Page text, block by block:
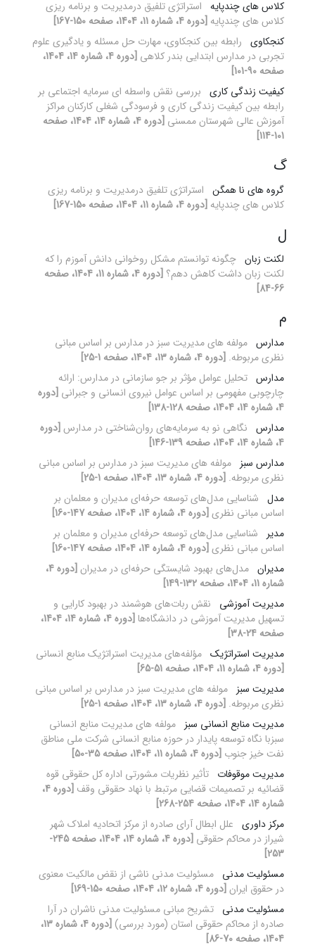
کلاس های چندپایه استراتژی تلفیق درمدیریت و برنامه ریزی
کلاس های چندپایه [دوره 4، شماره 11، 1404، صفحه 150-167]
کنجکاوی رابطه بین کنجکاوی، مهارت حل مسئله و یادگیری علوم
تجربی در مدارس ابتدایی بندر کلاهی
[دوره 4، شماره 14، 1404،
صفحه 90-101]
کیفیت زندگی کاری بررسی نقش واسطه ای سرمایه اجتماعی بر
رابطه بین کیفیت زندگی کاری و فرسودگی شغلی کارکنان مراکز
آموزش عالی شهرستان ممسنی
[دوره 4، شماره 14، 1404، صفحه
101-114]
گ
گروه های نا همگن استراتژی تلفیق درمدیریت و برنامه ریزی
کلاس های چندپایه [دوره 4، شماره 11، 1404، صفحه 150-167]
ل
لکنت زبان چگونه توانستم مشکل روخوانی دانش آموزم را که
لکنت زبان داشت کاهش دهم؟
[دوره 4، شماره 11، 1404، صفحه
66-84]
م
مدارس مولفه های مدیریت سبز در مدارس بر اساس مبانی
نظری مربوطه. [دوره 4، شماره 13، 1404، صفحه 1-25]
مدارس تحلیل عوامل مؤثر بر جو سازمانی در مدارس: ارائه
چارچوبی مفهومی بر اساس عوامل نیروی انسانی و جبرانی [دوره
4، شماره 14، 1404، صفحه 128-138]
مدارس نگاهی نو به سرمایه‌های روان‌شناختی در مدارس [دوره
4، شماره 14، 1404، صفحه 139-146]
مدارس سبز مولفه های مدیریت سبز در مدارس بر اساس مبانی
نظری مربوطه. [دوره 4، شماره 13، 1404، صفحه 1-25]
مدل شناسایی مدل‌های توسعه حرفه‌ای مدیران و معلمان بر
اساس مبانی نظری [دوره 4، شماره 14، 1404، صفحه 147-160]
مدیر
شناسایی مدل‌های توسعه حرفه‌ای مدیران و معلمان بر
اساس مبانی نظری [دوره 4، شماره 14، 1404، صفحه 147-160]
مدیران مدل‌های بهبود شایستگی حرفه‌ای در مدیران
[دوره 4،
شماره 11، 1404، صفحه 132-149]
مدیریت آموزشی
نقش ربات‌های هوشمند در بهبود کارایی و
تسهیل مدیریت آموزشی در دانشگاه‌ها
[دوره 4، شماره 14، 1404،
صفحه 24-38]
مدیریت استراتژیک مؤلفه‌های مدیریت استراتژیک منابع انسانی
[دوره 4، شماره 11، 1404، صفحه 51-65]
مدیریت سبز مولفه های مدیریت سبز در مدارس بر اساس مبانی
نظری مربوطه. [دوره 4، شماره 13، 1404، صفحه 1-25]
مدیریت منابع انسانی سبز مولفه های مدیریت منابع انسانی
سبزبا نگاه توسعه پایدار در حوزه منابع انسانی شرکت ملی مناطق
نفت خیز جنوب [دوره 4، شماره 11، 1404، صفحه 35-50]
مدیریت موقوفات تأثیر نظریات مشورتی اداره کل حقوقی قوه
قضائیه بر تصمیمات قضایی مرتبط با نهاد حقوقی وقف
[دوره 4،
شماره 14، 1404، صفحه 254-268]
مرکز داوری علل ابطال آرای صادره از مرکز اتحادیه املاک شهر
شیراز در محاکم حقوقی
[دوره 4، شماره 14، 1404، صفحه 245-
253]
مسئولیت مدنی مسئولیت مدنی ناشی از نقض مالکیت معنوی
در حقوق ایران [دوره 4، شماره 12، 1404، صفحه 150-169]
مسئولیت مدنی تشریح مبانی مسئولیت مدنی ناشران در آرا
صادره از محاکم حقوقی استان (مورد بررسی)
[دوره 4، شماره 13،
1404، صفحه 70-86]